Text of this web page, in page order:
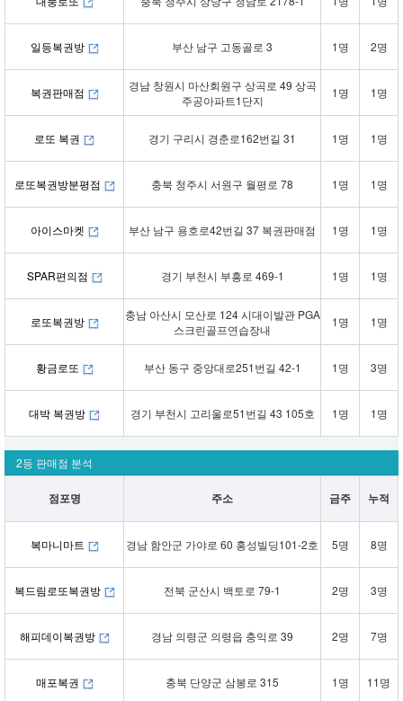
일등복권방 부산 남구 고동골로 3 1명 2명
복권판매점
경남 창원시 마산회원구 상곡로 49 상곡
주공아파트1단지
1명 1명
로또 복권 경기 구리시 경춘로162번길 31 1명 1명
로또복권방분평점 충북 청주시 서원구 월평로 78 1명 1명
아이스마켓 부산 남구 용호로42번길 37 복권판매점 1명 1명
SPAR편의점 경기 부천시 부흥로 469-1 1명 1명
로또복권방
충남 아산시 모산로 124 시대이발관 PGA
스크린골프연습장내
1명 1명
황금로또 부산 동구 중앙대로251번길 42-1 1명 3명
대박 복권방 경기 부천시 고리울로51번길 43 105호 1명 1명
2등 판매점 분석
점포명 주소 금주 누적
복마니마트 경남 함안군 가야로 60 홍성빌딩101-2호 5명 8명
복드림로또복권방 전북 군산시 백토로 79-1 2명 3명
해피데이복권방 경남 의령군 의령읍 충익로 39 2명 7명
매포복권 충북 단양군 삼봉로 315 1명 11명